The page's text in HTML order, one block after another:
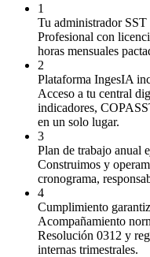
1
Tu administrador SST
Profesional con
horas mensuales
2
Plataforma IngesIA
Acceso a tu central
indicadores,
en un solo lugar.
3
Plan de trabajo anual
Construimos y
cronograma,
4
Cumplimiento
Acompañamiento
Resolución 0312 y
internas trimestrales.